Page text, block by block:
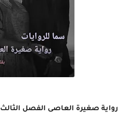
رواية صغيرة العاصى الفصل الثالث 3 بقلم ندى احمد